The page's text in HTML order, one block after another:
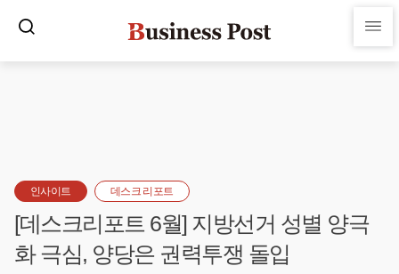
인사이트 데스크 리포트
[데스크리포트 6월] 지방선거 성별 양극
화 극심, 양당은 권력투쟁 돌입